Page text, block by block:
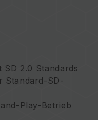
SD 2.0 Standards
Standard-SD-
Play-Betrieb